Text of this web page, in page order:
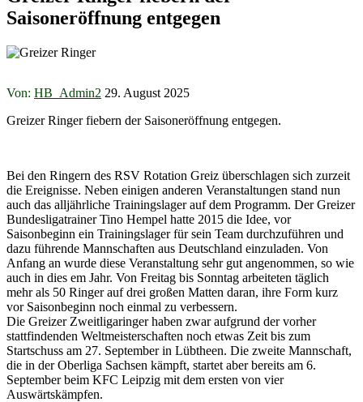
Saisoneröffnung entgegen
Von: HB_Admin2 29. August 2025
Greizer Ringer fiebern der Saisoneröffnung entgegen.
Bei den Ringern des RSV Rotation Greiz überschlagen sich zurzeit
die Ereignisse. Neben einigen anderen Veranstaltungen stand nun
auch das alljährliche Trainingslager auf dem Programm. Der Greizer
Bundesligatrainer Tino Hempel hatte 2015 die Idee, vor
Saisonbeginn ein Trainingslager für sein Team durchzuführen und
dazu führende Mannschaften aus Deutschland einzuladen. Von
Anfang an wurde diese Veranstaltung sehr gut angenommen, so wie
auch in dies em Jahr. Von Freitag bis Sonntag arbeiteten täglich
mehr als 50 Ringer auf drei großen Matten daran, ihre Form kurz
vor Saisonbeginn noch einmal zu verbessern.
Die Greizer Zweitligaringer haben zwar aufgrund der vorher
stattfindenden Weltmeisterschaften noch etwas Zeit bis zum
Startschuss am 27. September in Lübtheen. Die zweite Mannschaft,
die in der Oberliga Sachsen kämpft, startet aber bereits am 6.
September beim KFC Leipzig mit dem ersten von vier
Auswärtskämpfen.